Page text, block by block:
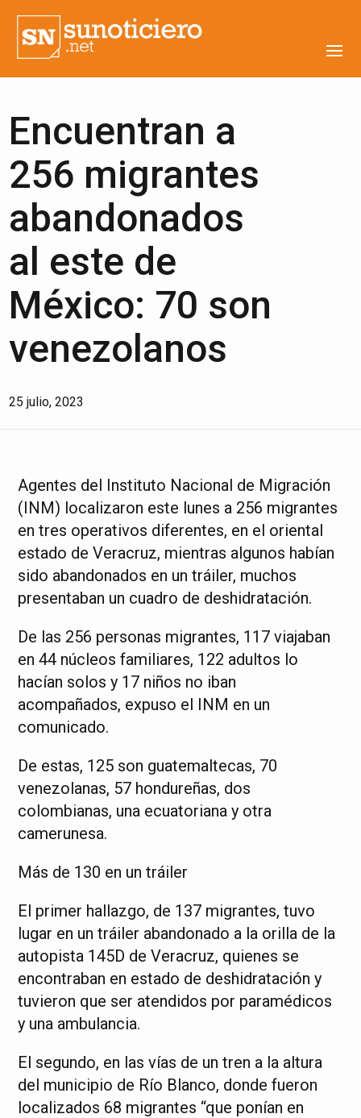
Encuentran a
256 migrantes
abandonados
al este de
México: 70 son
venezolanos
25 julio, 2023
Agentes del Instituto Nacional de Migración
(INM) localizaron este lunes a 256 migrantes
en tres operativos diferentes, en el oriental
estado de Veracruz, mientras algunos habían
sido abandonados en un tráiler, muchos
presentaban un cuadro de deshidratación.
De las 256 personas migrantes, 117 viajaban
en 44 núcleos familiares, 122 adultos lo
hacían solos y 17 niños no iban
acompañados, expuso el INM en un
comunicado.
De estas, 125 son guatemaltecas, 70
venezolanas, 57 hondureñas, dos
colombianas, una ecuatoriana y otra
camerunesa.
Más de 130 en un tráiler
El primer hallazgo, de 137 migrantes, tuvo
lugar en un tráiler abandonado a la orilla de la
autopista 145D de Veracruz, quienes se
encontraban en estado de deshidratación y
tuvieron que ser atendidos por paramédicos
y una ambulancia.
El segundo, en las vías de un tren a la altura
del municipio de Río Blanco, donde fueron
localizados 68 migrantes “que ponían en